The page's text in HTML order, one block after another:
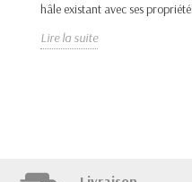
hâle existant avec ses
Lire la suite